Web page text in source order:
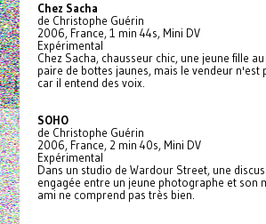
Chez Sacha
de Christophe Guérin
2006, France, 1 min 44s, Mini DV
Expérimental
Chez Sacha, chausseur chic, une jeune fille
paire de bottes jaunes, mais le vendeur n'est
car il entend des voix.
SOHO
de Christophe Guérin
2006, France, 2 min 40s, Mini DV
Expérimental
Dans un studio de Wardour Street, une
engagée entre un jeune photographe et son
ami ne comprend pas très bien.